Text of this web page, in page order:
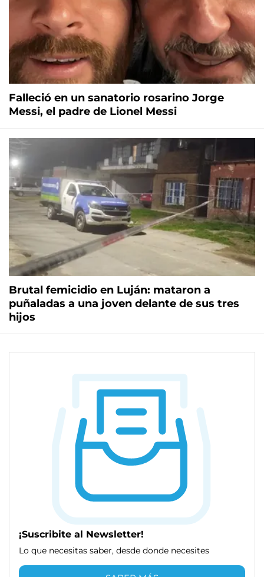
Falleció en un sanatorio rosarino Jorge
Messi, el padre de Lionel Messi
Brutal femicidio en Luján: mataron a
puñaladas a una joven delante de sus tres
hijos
¡Suscribite al Newsletter!
Lo que necesitas saber, desde donde necesites